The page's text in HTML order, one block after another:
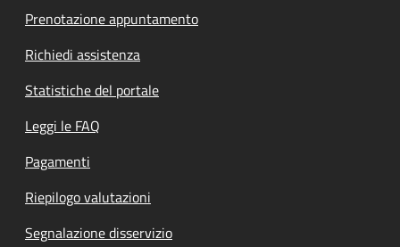
Prenotazione appuntamento
Richiedi assistenza
Statistiche del portale
Leggi le FAQ
Pagamenti
Riepilogo valutazioni
Segnalazione disservizio